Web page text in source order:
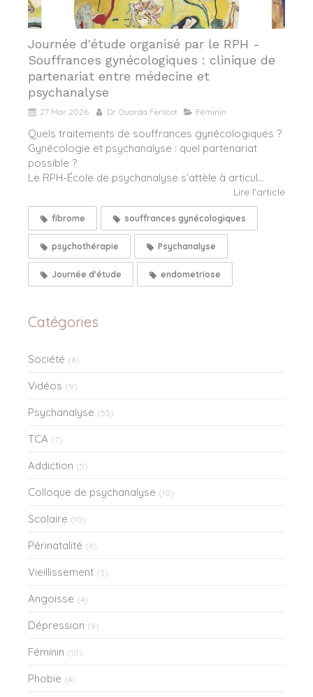
Journée d'étude organisé par le RPH -
Souffrances gynécologiques : clinique de
partenariat entre médecine et
psychanalyse
27 Mar 2026 Dr. Ouarda Ferlicot Féminin
Quels traitements de souffrances gynécologiques ?
Gynécologie et psychanalyse : quel partenariat
possible ?
Le RPH-École de psychanalyse s’attèle à articul...
Lire l'article
fibrome souffrances gynécologiques
psychothérapie Psychanalyse
Journée d'étude endometriose
Catégories
Société (8)
Vidéos (9)
Psychanalyse (55)
TCA (7)
Addiction (5)
Colloque de psychanalyse (10)
Scolaire (10)
Périnatalité (8)
Vieillissement (3)
Angoisse (4)
Dépression (8)
Féminin (10)
Phobie (4)